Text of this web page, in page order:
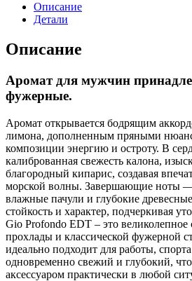
Описание
Детали
Описание
Аромат для мужчин
фужерные.
Аромат открывается бодрящим
лимона, дополненным пряными
композиции энергию и остроту. В
калиброванная свежесть калона,
благородный кипарис, создавая
морской волны. Завершающие ноты
влажные пачули и глубокие
стойкость и характер, подчеркивая
Gio Profondo EDT – это великолепное
прохлады и классической фужерной
идеально подходит для работы,
одновременно свежий и глубокий,
аксессуаром практически в любой